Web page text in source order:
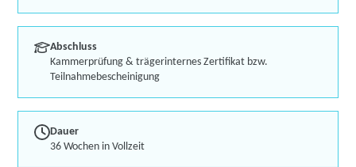
Abschluss
Kammerprüfung & trägerinternes Zertifikat bzw.
Teilnahmebescheinigung
Dauer
36 Wochen in Vollzeit